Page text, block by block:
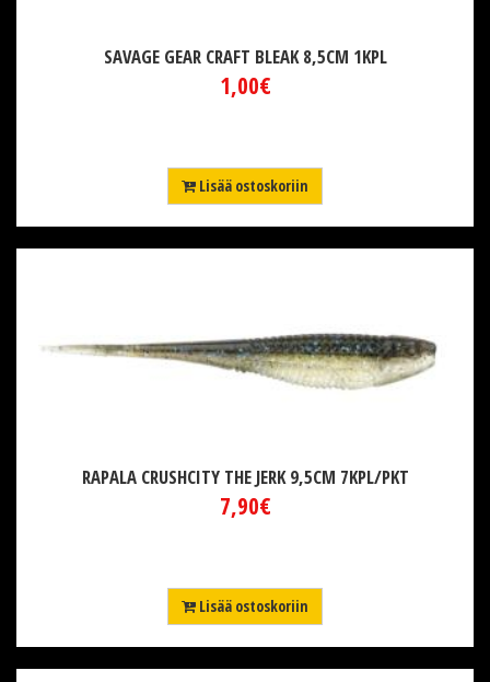
SAVAGE GEAR CRAFT BLEAK 8,5CM 1KPL
1,00€
Lisää ostoskoriin
RAPALA CRUSHCITY THE JERK 9,5CM 7KPL/PKT
7,90€
Lisää ostoskoriin